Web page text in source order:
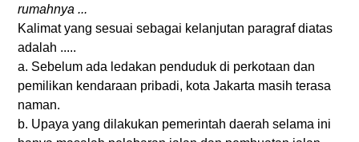
rumahnya ...
Kalimat yang sesuai sebagai kelanjutan paragraf diatas
adalah .....
a. Sebelum ada ledakan penduduk di perkotaan dan
pemilikan kendaraan pribadi, kota Jakarta masih terasa
naman.
b. Upaya yang dilakukan pemerintah daerah selama ini